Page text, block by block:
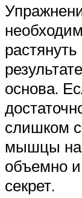
основа.
слишком
мышцы на
объемно
секрет.